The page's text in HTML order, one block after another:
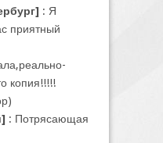
: Я
приятный
копия!!!!!
: Потрясающая